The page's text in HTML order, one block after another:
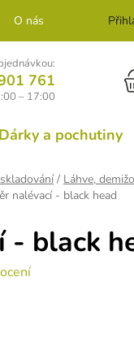
O nás Kontakt
761
– 17:00
Dárky a pochutiny
/ Láhve,
nalévací - black head
- black